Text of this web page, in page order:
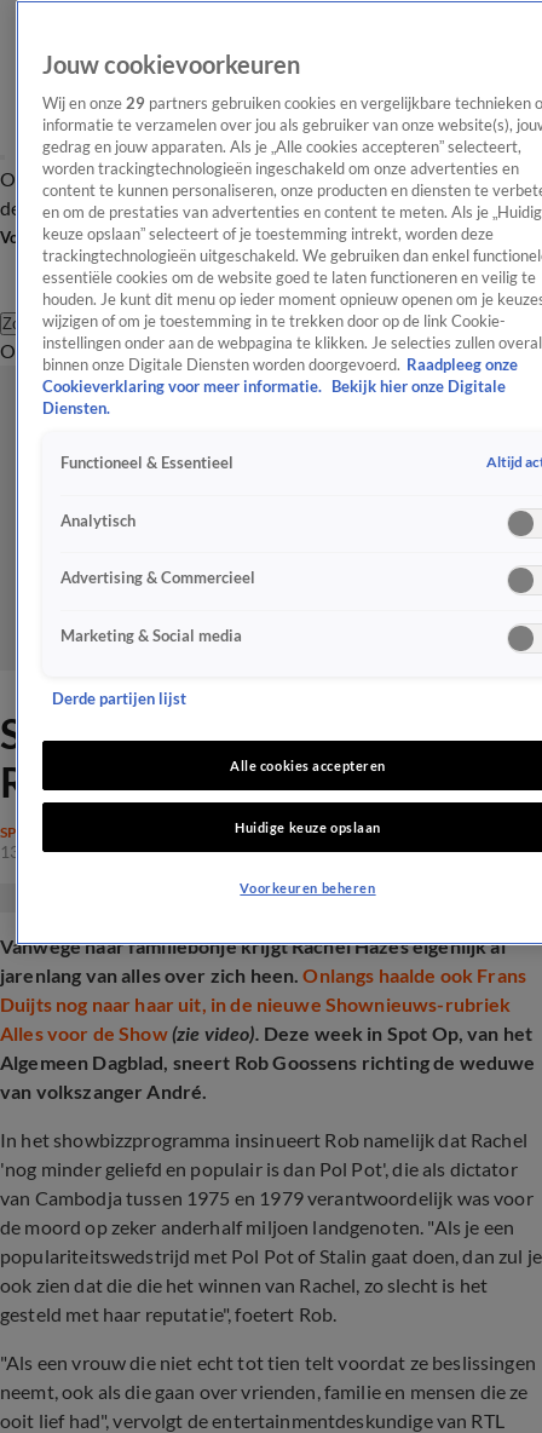
OverzichtAfleveringen Entertainment TV Algemeen
Tip
de redactieNieuwsbrief
Volg Shownieuws
Zoeken
OverzichtEntertainmentSpraakmakendRealityCrimeVideo's
Schokkende uitspraak over
Rachel Hazes: 'Pol Pot'
SPRAAKMAKEND
13 feb 2025, 17:12
Vanwege haar familiebonje krijgt Rachel Hazes eigenlijk al
jarenlang van alles over zich heen.Onlangs haalde ook Frans
Duijts nog naar haar uit, in de nieuwe Shownieuws-rubriek
Alles voor de Show(zie video). Deze week in Spot Op, van het
Algemeen Dagblad, sneert Rob Goossens richting de weduwe
van volkszanger André.
In het showbizzprogramma insinueert Rob namelijk dat Rachel
'nog minder geliefd en populair is dan Pol Pot', die als dictator
van Cambodja tussen 1975 en 1979 verantwoordelijk was voor
de moord op zeker anderhalf miljoen landgenoten. "Als je een
populariteitswedstrijd met Pol Pot of Stalin gaat doen, dan zul je
ook zien dat die die het winnen van Rachel, zo slecht is het
gesteld met haar reputatie", foetert Rob.
"Als een vrouw die niet echt tot tien telt voordat ze beslissingen
neemt, ook als die gaan over vrienden, familie en mensen die ze
ooit lief had", vervolgt de entertainmentdeskundige van RTL
Jouw cookievoorkeuren
Wij en onze 29 partners gebruiken cookies en vergelijkbare technieken
informatie te verzamelen over jou als gebruiker van onze website(s),
gedrag en jouw apparaten. Als je „Alle cookies accepteren” selecteert,
worden trackingtechnologieën ingeschakeld om onze advertenties en
content te kunnen personaliseren, onze producten en diensten te
en om de prestaties van advertenties en content te meten. Als je
keuze opslaan” selecteert of je toestemming intrekt, worden deze
trackingtechnologieën uitgeschakeld. We gebruiken dan enkel
essentiële cookies om de website goed te laten functioneren en veilig te
houden. Je kunt dit menu op ieder moment opnieuw openen om je
wijzigen of om je toestemming in te trekken door op de link Cookie-
instellingen onder aan de webpagina te klikken. Je selecties zullen overal
binnen onze Digitale Diensten worden doorgevoerd. Raadpleeg onze
Cookieverklaring voor meer informatie.
Bekijk hier onze Digitale
Diensten.
Functioneel & Essentieel Altijd
Analytisch
Advertising & Commercieel
Marketing & Social media
Derde partijen lijst
Alle cookies accepteren
Huidige keuze opslaan
Voorkeuren beheren